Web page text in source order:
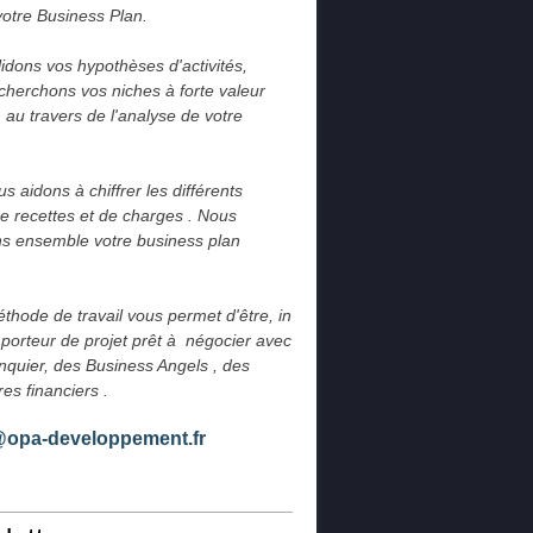
Business Plan.
vos hypothèses d'activités,
vos niches à forte valeur
au travers de l'analyse de votre
aidons à chiffrer les différents
recettes et de charges . Nous
ensemble votre business plan
de travail vous permet d'être, in
de projet prêt à  négocier avec
des Business Angels , des
financiers .
developpement.fr